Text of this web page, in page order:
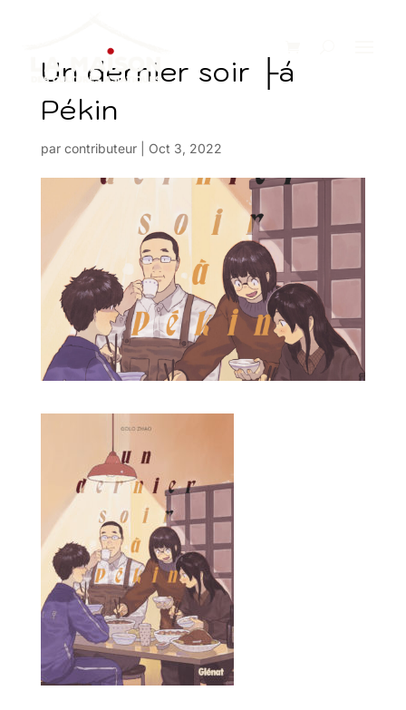
Un dernier soir ├á
Pékin
par contributeur| Oct 3, 2022